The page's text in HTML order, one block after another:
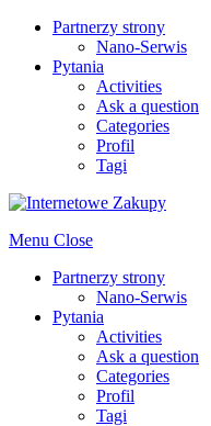
Partnerzy strony
Nano-Serwis
Pytania
Activities
Ask a question
Categories
Profil
Tagi
Menu Close
Partnerzy strony
Nano-Serwis
Pytania
Activities
Ask a question
Categories
Profil
Tagi